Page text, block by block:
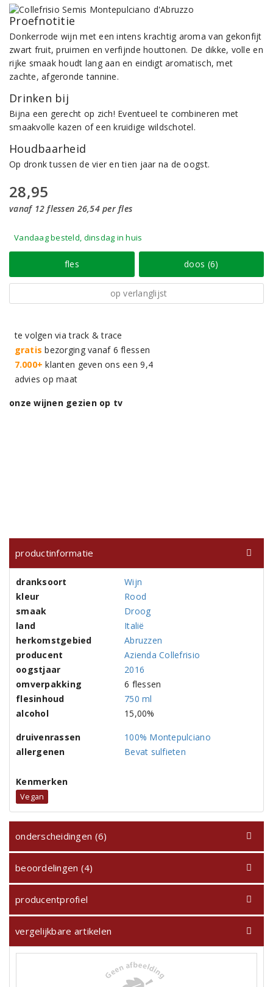
Proefnotitie
Donkerrode wijn met een intens krachtig aroma van gekonfijt
zwart fruit, pruimen en verfijnde houttonen. De dikke, volle en
rijke smaak houdt lang aan en eindigt aromatisch, met
zachte, afgeronde tannine.
Drinken bij
Bijna een gerecht op zich! Eventueel te combineren met
smaakvolle kazen of een kruidige wildschotel.
Houdbaarheid
Op dronk tussen de vier en tien jaar na de oogst.
28,95
vanaf 12 flessen 26,54 per fles
Vandaag besteld, dinsdag in huis
fles doos (6)
op verlanglijst
te volgen via track & trace
gratis bezorging vanaf 6 flessen
7.000+ klanten geven ons een 9,4
advies op maat
onze wijnen gezien op tv
productinformatie
dranksoort
Wijn
kleur
Rood
smaak
Droog
land
Italië
herkomstgebied
Abruzzen
producent
Azienda Collefrisio
oogstjaar
2016
omverpakking
6 flessen
flesinhoud
750 ml
alcohol
15,00%
druivenrassen
100% Montepulciano
allergenen
Bevat sulfieten
Kenmerken
Vegan
onderscheidingen (6)
beoordelingen (4)
producentprofiel
vergelijkbare artikelen